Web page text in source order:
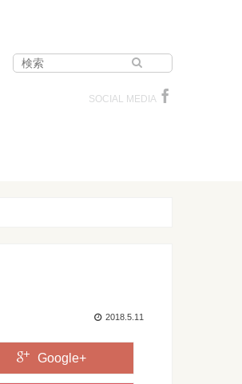
SOCIAL MEDIA
2018.5.11
Google+